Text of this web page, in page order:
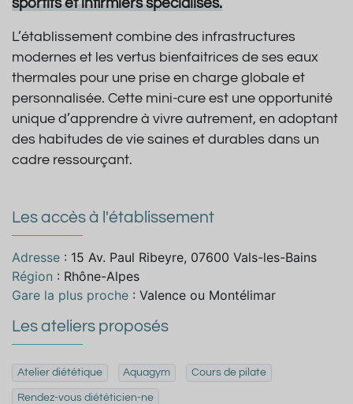
L’établissement combine des infrastructures
modernes et les vertus bienfaitrices de ses eaux
thermales pour une prise en charge globale et
personnalisée. Cette mini-cure est une opportunité
unique d’apprendre à vivre autrement, en adoptant
des habitudes de vie saines et durables dans un
cadre ressourçant.
Les accès à l'établissement
Adresse : 15 Av. Paul Ribeyre, 07600 Vals-les-Bains
Région : Rhône-Alpes
Gare la plus proche : Valence ou Montélimar
Les ateliers proposés
Atelier diététique Aquagym Cours de pilate
Rendez-vous diététicien-ne